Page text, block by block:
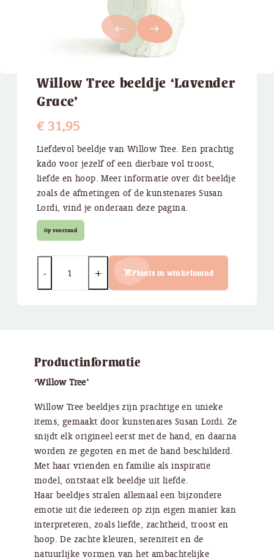
west east
Willow Tree beeldje ‘Lavender
Grace’
€31,95
Liefdevol beeldje van Willow Tree. Een prachtig
kado voor jezelf of een dierbare vol troost,
liefde en hoop. Meer informatie over dit beeldje
zoals de afmetingen of de kunstenares Susan
Lordi, vind je onderaan deze pagina.
Op voorraad
Plaats in winkelmand
Productinformatie
‘Willow Tree’
Willow Tree beeldjes zijn prachtige en unieke
items, gemaakt door kunstenares Susan Lordi. Ze
snijdt elk origineel eerst met de hand, en daarna
worden ze gegoten en met de hand beschilderd.
Met haar vrienden en familie als inspiratie
model, ontstaat elk beeldje uit liefde.
Haar beeldjes stralen allemaal een bijzondere
emotie uit die iedereen op zijn eigen manier kan
interpreteren, zoals liefde, zachtheid, troost en
hoop. De zachte kleuren, sereniteit en de
natuurlijke vormen van het ambachtelijke